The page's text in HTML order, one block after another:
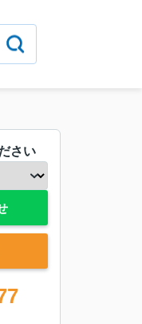
さい